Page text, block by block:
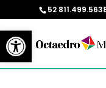
Abrir barra de
52